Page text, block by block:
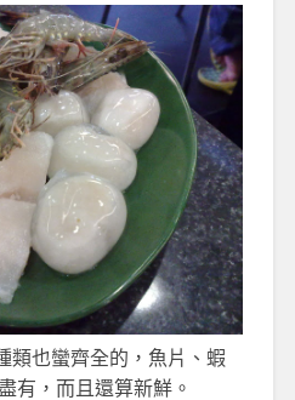
類也蠻齊全的，魚片、蝦
有，而且還算新鮮。